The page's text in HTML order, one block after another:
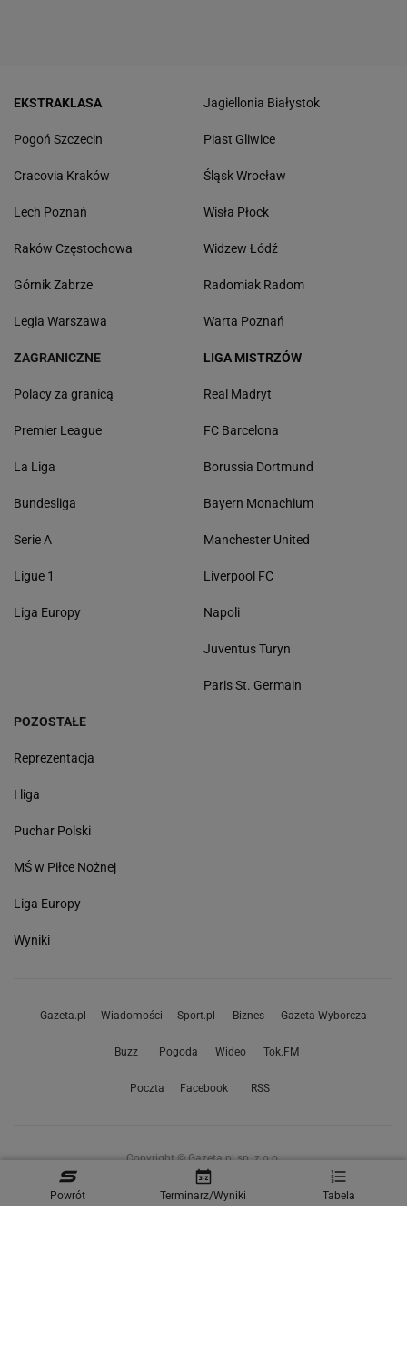
Powrót Terminarz/Wyniki Tabela
EKSTRAKLASA
Pogoń Szczecin
Cracovia Kraków
Lech Poznań
Raków Częstochowa
Górnik Zabrze
Legia Warszawa
Jagiellonia Białystok
Piast Gliwice
Śląsk Wrocław
Wisła Płock
Widzew Łódź
Radomiak Radom
Warta Poznań
ZAGRANICZNE
Polacy za granicą
Premier League
La Liga
Bundesliga
Serie A
Ligue 1
Liga Europy
LIGA MISTRZÓW
Real Madryt
FC Barcelona
Borussia Dortmund
Bayern Monachium
Manchester United
Liverpool FC
Napoli
Juventus Turyn
Paris St. Germain
POZOSTAŁE
Reprezentacja
I liga
Puchar Polski
MŚ w Piłce Nożnej
Liga Europy
Wyniki
Gazeta.pl Wiadomości Sport.pl Biznes Gazeta Wyborcza
Buzz Pogoda Wideo Tok.FM
Poczta Facebook RSS
Copyright © Gazeta.pl sp. z o.o.
O Nas Staże u nas Reklama Polityka prywatności